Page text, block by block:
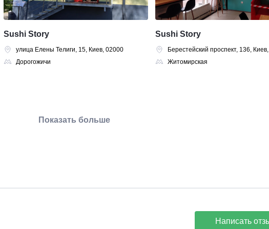
Sushi Story
улица Елены Телиги, 15, Киев, 02000
Дорогожичи
Sushi Story
Берестейский проспект, 136,
Житомирская
Показать больше
Написать